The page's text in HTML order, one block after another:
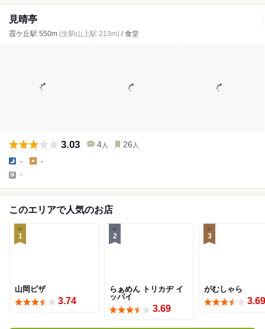
見晴亭
霞ケ丘駅 550m (生駒山上駅 213m) / 食堂
3.03 4 人 26 人
- -
-
このエリアで人気のお店
1
山岡ピザ
3.74
2
らぁめん トリカヂ イ
ッパイ
3.69
3
がむしゃら
3.69